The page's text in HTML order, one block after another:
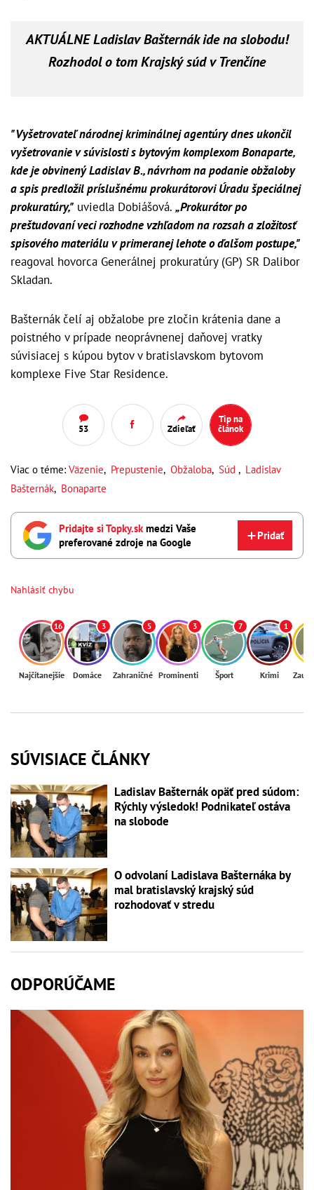
AKTUÁLNE Ladislav Bašternák ide na slobodu!
Rozhodol o tom Krajský súd v Trenčíne
"Vyšetrovateľ národnej kriminálnej agentúry dnes ukončil
vyšetrovanie v súvislosti s bytovým komplexom Bonaparte,
kde je obvinený Ladislav B., návrhom na podanie obžaloby
a spis predložil príslušnému prokurátorovi Úradu špeciálnej
prokuratúry," uviedla Dobiášová. „Prokurátor po
preštudovaní veci rozhodne vzhľadom na rozsah a zložitosť
spisového materiálu v primeranej lehote o ďalšom postupe,"
reagoval hovorca Generálnej prokuratúry (GP) SR Dalibor
Skladan.
Bašternák čelí aj obžalobe pre zločin krátenia dane a
poistného v prípade neoprávnenej daňovej vratky
súvisiacej s kúpou bytov v bratislavskom bytovom
komplexe Five Star Residence.
53 Zdieľať
Tip na
článok
Viac o téme: Väzenie, Prepustenie, Obžaloba, Súd , Ladislav
Bašternák, Bonaparte
Pridajte si Topky.sk medzi Vaše
preferované zdroje na Google
Pridať
Nahlásiť chybu
16
Najčítanejšie
3
Domáce
5
Zahraničné
3
Prominenti
7
Šport
1
Krimi
SÚVISIACE ČLÁNKY
Ladislav Bašternák opäť pred súdom:
Rýchly výsledok! Podnikateľ ostáva
na slobode
O odvolaní Ladislava Bašternáka by
mal bratislavský krajský súd
rozhodovať v stredu
ODPORÚČAME